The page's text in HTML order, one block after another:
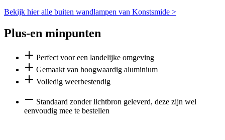
Bekijk hier alle buiten wandlampen van Konstsmide >
Plus-en minpunten
Perfect voor een landelijke omgeving
Gemaakt van hoogwaardig aluminium
Volledig weerbestendig
Standaard zonder lichtbron geleverd, deze zijn wel
eenvoudig mee te bestellen